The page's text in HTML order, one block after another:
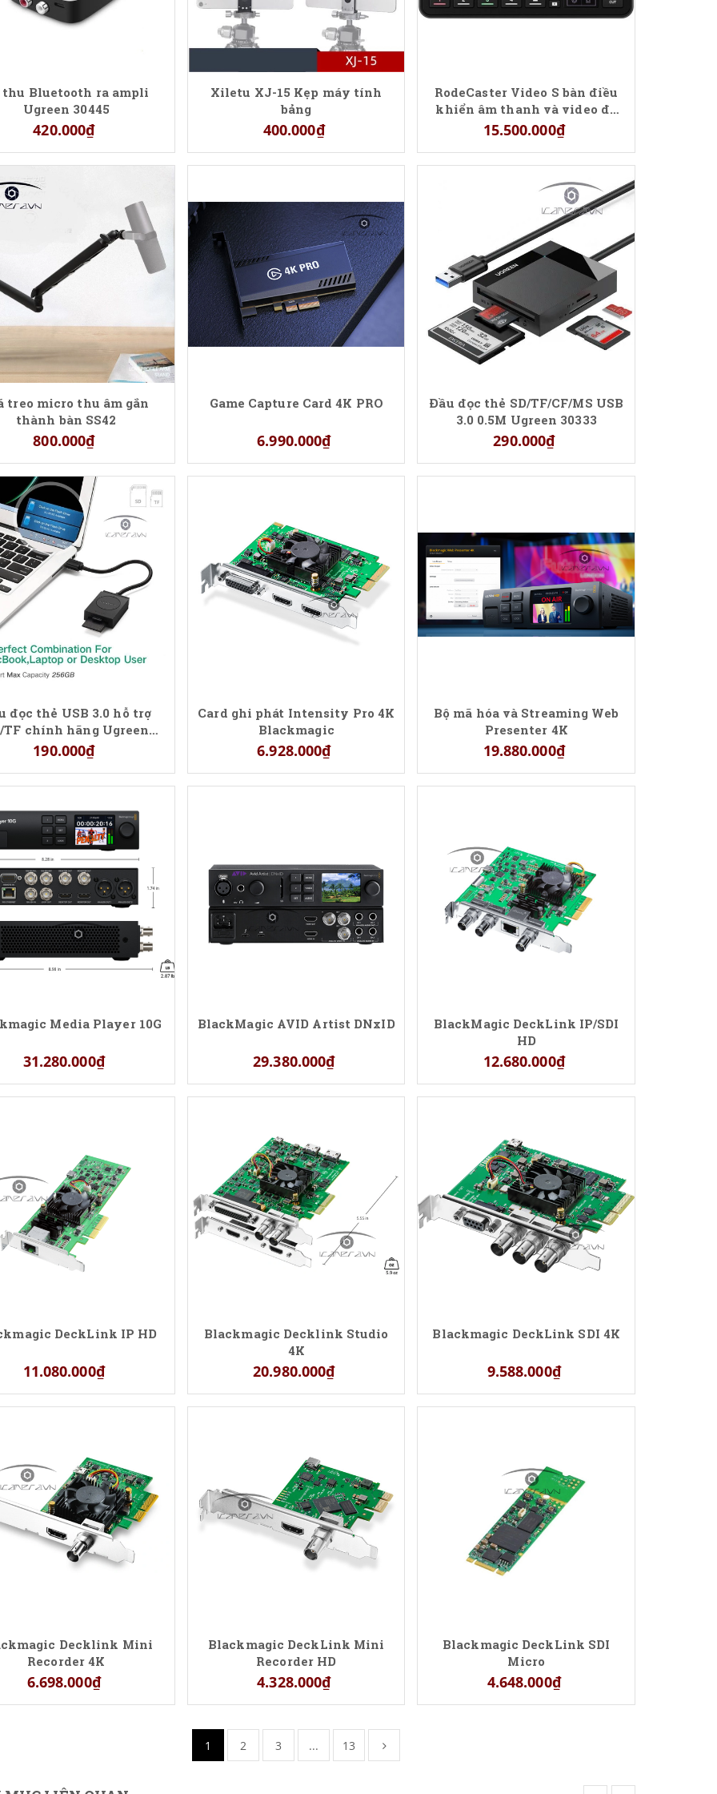
thu Bluetooth ra ampli
Ugreen 30445
420.000₫
Xiletu XJ-15 Kẹp máy tính
bảng
400.000₫
RodeCaster Video S bàn điều
khiển âm thanh và video đa
năng
15.500.000₫
treo micro thu âm gắn
thành bàn SS42
800.000₫
Game Capture Card 4K PRO
6.990.000₫
Đầu đọc thẻ SD/TF/CF/MS USB
3.0 0.5M Ugreen 30333
290.000₫
đọc thẻ USB 3.0 hỗ trợ
TF chính hãng Ugreen
20250
190.000₫
Card ghi phát Intensity Pro 4K
Blackmagic
6.928.000₫
Bộ mã hóa và Streaming Web
Presenter 4K
19.880.000₫
Media Player 10G
31.280.000₫
BlackMagic AVID Artist DNxID
29.380.000₫
BlackMagic DeckLink IP/SDI
HD
12.680.000₫
DeckLink IP HD
11.080.000₫
Blackmagic Decklink Studio
4K
20.980.000₫
Blackmagic DeckLink SDI 4K
9.588.000₫
Decklink Mini
Recorder 4K
6.698.000₫
Blackmagic DeckLink Mini
Recorder HD
4.328.000₫
Blackmagic DeckLink SDI
Micro
4.648.000₫
1 2 3 ... 13